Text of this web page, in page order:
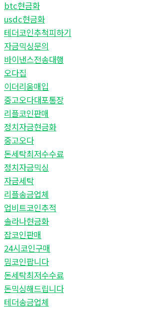
btc현금화
usdc현금화
테더코인추척피하기
자금믹싱문의
바이낸스전송대행
오다집
이더리움매입
중고오다대포통장
리플코인판매
정치자금현금화
중고오다
돈세탁최저수수료
정치자금믹싱
자금세탁
리플송금업체
업비트코인추적
솔라나현금화
잡코인판매
24시코인구매
밈코인팝니다
돈세탁최저수수료
돈믹싱해드립니다
테더송금업체